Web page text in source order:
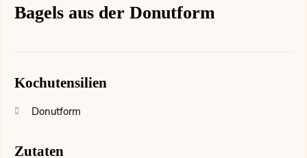
Bagels aus der Donutform
Kochutensilien
Donutform
Zutaten